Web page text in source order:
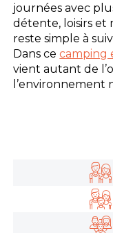
journées avec
détente, loisirs et
reste simple à
Dans cecamping
vient autant de